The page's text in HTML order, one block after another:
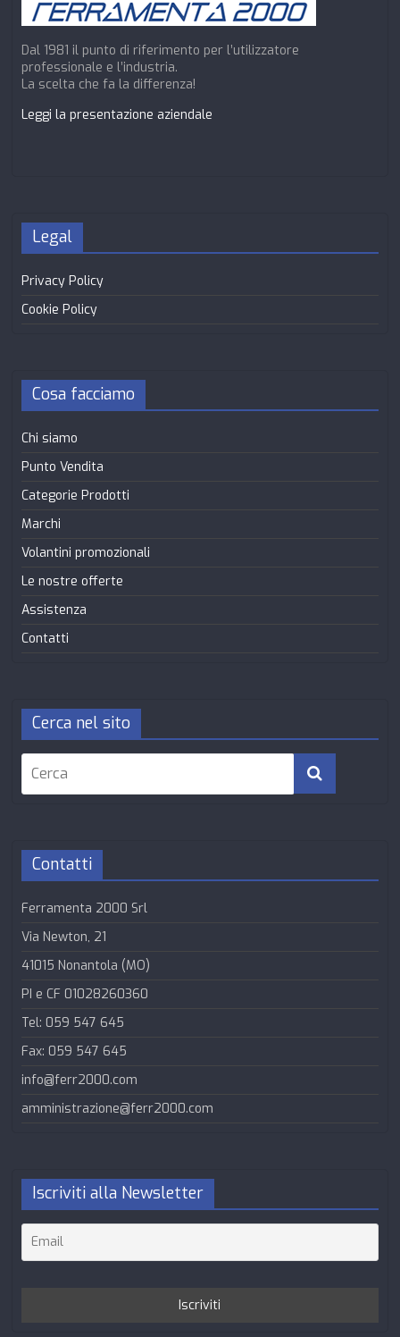
Dal 1981 il punto di riferimento per l’utilizzatore
professionale e l’industria.
La scelta che fa la differenza!
Leggi la presentazione aziendale
Legal
Privacy Policy
Cookie Policy
Cosa facciamo
Chi siamo
Punto Vendita
Categorie Prodotti
Marchi
Volantini promozionali
Le nostre offerte
Assistenza
Contatti
Cerca nel sito
Contatti
Ferramenta 2000 Srl
Via Newton, 21
41015 Nonantola (MO)
PI e CF 01028260360
Tel: 059 547 645
Fax: 059 547 645
info@ferr2000.com
amministrazione@ferr2000.com
Iscriviti alla Newsletter